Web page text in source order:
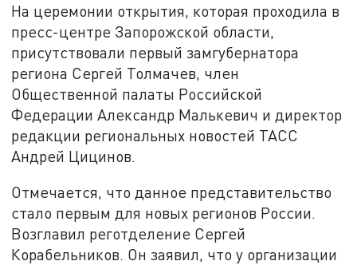
На церемонии открытия, которая проходила в
пресс-центре Запорожской области,
присутствовали первый замгубернатора
региона Сергей Толмачев, член
Общественной палаты Российской
Федерации Александр Малькевич и директор
редакции региональных новостей ТАСС
Андрей Цицинов.
Отмечается, что данное представительство
стало первым для новых регионов России.
Возглавил реготделение Сергей
Корабельников. Он заявил, что у организации